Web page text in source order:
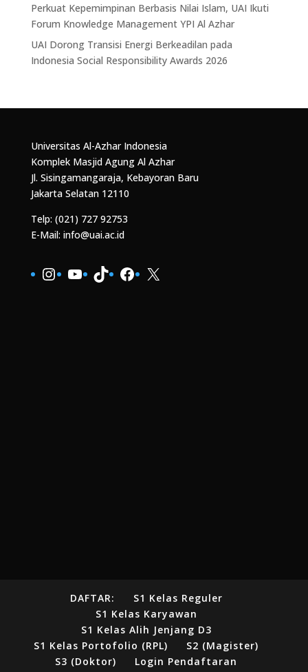
Perkuat Kepemimpinan Berbasis Nilai Islam, UAI Ikuti
Forum Knowledge Management YPI Al Azhar
UAI Dorong Transisi Energi Berkeadilan pada
Indonesia Social Responsibility Awards 2026
Universitas Al-Azhar Indonesia
Komplek Masjid Agung Al Azhar
Jl. Sisingamangaraja, Kebayoran Baru
Jakarta Selatan 12110
Telp: (021) 727 92753
E-Mail: info@uai.ac.id
Instagram
YouTube
TikTokFacebook
X
DAFTAR:
S1 Kelas Reguler
S1 Kelas Karyawan
S1 Kelas Alih Jenjang D3
S1 Kelas Portofolio (RPL)
S2 (Magister)
S3 (Doktor)
Login Pendaftaran